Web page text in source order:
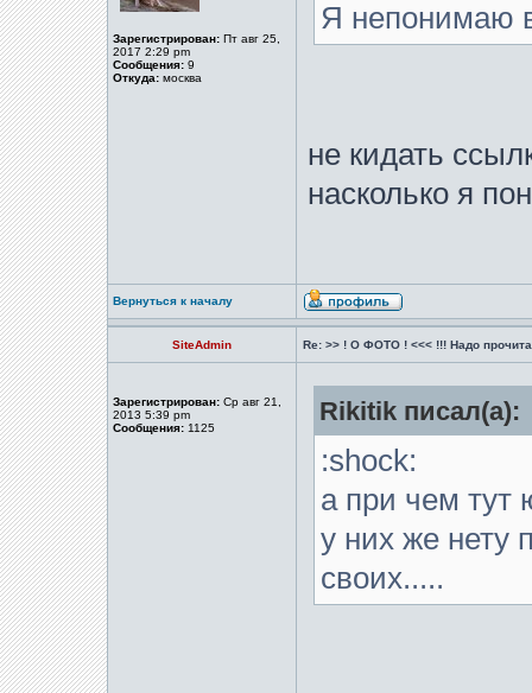
Зарегистрирован: Пт авг 25,
2017 2:29 pm
Сообщения: 9
Откуда: москва
Я непонимаю
не кидать
насколько я
Вернуться к началу
SiteAdmin Re: >> ! О ФОТО ! <<< !!! Надо
Зарегистрирован: Ср авг 21,
2013 5:39 pm
Сообщения: 1125
Rikitik писал(а):
:shock:
а при чем тут
у них же нету
своих.....